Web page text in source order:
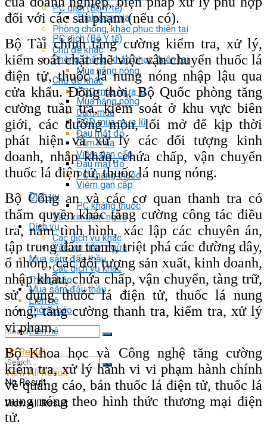
PC dịch (Bộ Y tế)
Phòng chống, khắc phục thiên tai
Chủ đề khác
Mùa nắng nóng
PCD mùa mưa lũ
Cúm mùa
Đau mắt đỏ
Viêm gan cấp
PC kháng thuốc
Dịch vụ
Vắc xin tiêm ngừa
Các dịch vụ khác
Mua sắm đấu thầu
Thông báo
Liên hệ
No Result
View All Result
Thalassemia
PC dịch (Bộ Y tế)
Phòng chống, khắc phục thiên tai
Chủ đề khác
Mùa nắng nóng
PCD mùa mưa lũ
Cúm mùa
Đau mắt đỏ
Viêm gan cấp
PC kháng thuốc
Dịch vụ
Vắc xin tiêm ngừa
Các dịch vụ khác
Mua sắm đấu thầu
Thông báo
Liên hệ
No Result
View All Result
đối với các sai phạm (nếu có).
Bộ Tài chính tăng cường kiểm tra, xử lý,
kiểm soát chặt chẽ việc vận chuyển thuốc lá
điện tử, thuốc lá nung nóng nhập lậu qua
cửa khẩu. Đồng thời, Bộ Quốc phòng tăng
cường tuần tra, kiểm soát ở khu vực biên
giới, các đường mòn, lối mở để kịp thời
phát hiện và xử lý các đối tượng kinh
doanh, nhập khẩu, chứa chấp, vận chuyển
thuốc lá điện tử, thuốc lá nung nóng.
Bộ Công an và các cơ quan thanh tra có
thẩm quyền khác tăng cường công tác điều
tra, nắm tình hình, xác lập các chuyên án,
tập trung đấu tranh, triệt phá các đường dây,
ổ nhóm, các đối tượng sản xuất, kinh doanh,
nhập khẩu, chứa chấp, vận chuyển, tàng trữ,
sử dụng thuốc lá điện tử, thuốc lá nung
nóng; tăng cường thanh tra, kiểm tra, xử lý
vi phạm.
Bộ Khoa học và Công nghệ tăng cường
kiểm tra, xử lý hành vi vi phạm hành chính
về quảng cáo, bán thuốc lá điện tử, thuốc lá
nung nóng theo hình thức thương mại điện
tử.